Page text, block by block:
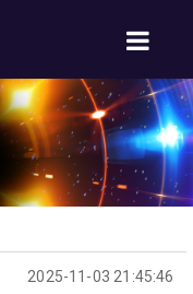
2025-11-03 21:45:46